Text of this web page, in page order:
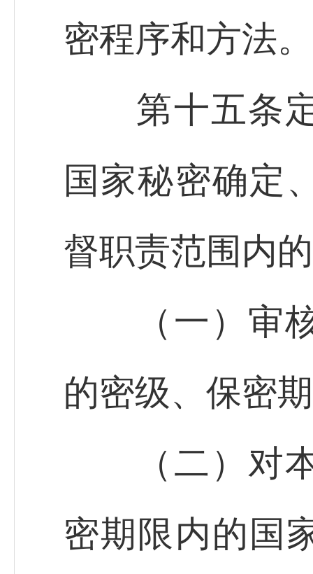
密程序和方法。
第十五条定
国家秘密确定
督职责范围内
（一）审核
的密级、保密
（二）对本
密期限内的国